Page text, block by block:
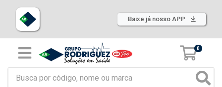
Baixe já nosso APP
0